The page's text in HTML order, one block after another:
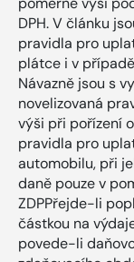
DPH. V článku
pravidla pro
plátce i v
Návazně jsou s
novelizovaná
výši při pořízení
pravidla pro
automobilu, při
daně pouze v
ZDPPřejde-li
částkou na
povede-li